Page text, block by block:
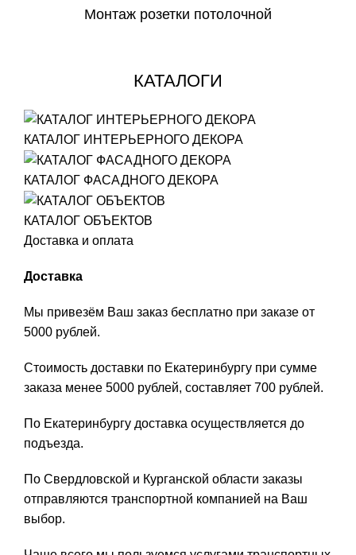
Монтаж розетки потолочной
КАТАЛОГИ
КАТАЛОГ ИНТЕРЬЕРНОГО ДЕКОРА
КАТАЛОГ ФАСАДНОГО ДЕКОРА
КАТАЛОГ ОБЪЕКТОВ
Доставка и оплата
Доставка
Мы привезём Ваш заказ бесплатно при заказе от
5000 рублей.
Стоимость доставки по Екатеринбургу при сумме
заказа менее 5000 рублей, составляет 700 рублей.
По Екатеринбургу доставка осуществляется до
подъезда.
По Свердловской и Курганской области заказы
отправляются транспортной компанией на Ваш
выбор.